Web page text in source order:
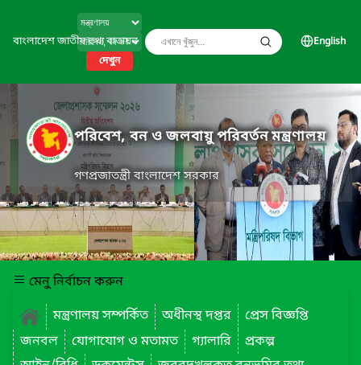
বাংলাদেশ জাতীয় তথ্য বাতায়ন
দেখুন
English
পরিবেশ, বন ও জলবায়ু পরিবর্তন মন্ত্রণালয়
গণপ্রজাতন্ত্রী বাংলাদেশ সরকার
মেনু নির্বাচন করুন
মন্ত্রণালয় সম্পর্কিত
অধীনস্থ দপ্তর
প্রেস বিজ্ঞপ্তি
জনবল
যোগাযোগ ও মতামত গ্যালারি
প্রকল্প